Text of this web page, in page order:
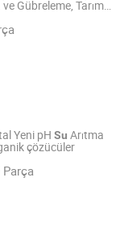
Gübreleme, Tarım
Machinery &
Yeni pH Su Arıtma
çözücüler
Co., Ltd.